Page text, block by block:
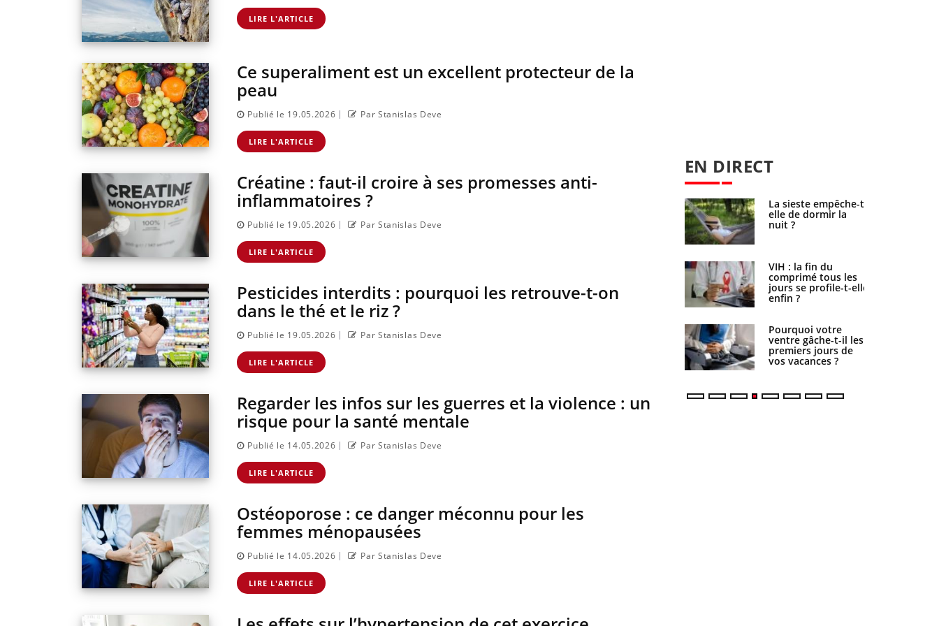
LIRE L'ARTICLE
Ce superaliment est un excellent protecteur de la
peau
Publié le 19.05.2026 | Par Stanislas Deve
LIRE L'ARTICLE
Créatine : faut-il croire à ses promesses anti-
inflammatoires ?
Publié le 19.05.2026 | Par Stanislas Deve
LIRE L'ARTICLE
Pesticides interdits : pourquoi les retrouve-t-on
dans le thé et le riz ?
Publié le 19.05.2026 | Par Stanislas Deve
LIRE L'ARTICLE
Regarder les infos sur les guerres et la violence : un
risque pour la santé mentale
Publié le 14.05.2026 | Par Stanislas Deve
LIRE L'ARTICLE
Ostéoporose : ce danger méconnu pour les
femmes ménopausées
Publié le 14.05.2026 | Par Stanislas Deve
LIRE L'ARTICLE
EN DIRECT
Hantavirus : un cas
touriste en France
Mortalité infantile :
s’interroge sur son
taux élevé en France
Grossesse à risque :
ce jus naturel attire
l'attention des
chercheurs
empiète de plus en
plus sur nos soirées
Cancer colorectal :
une stratégie simple
aussi les os ?
La sieste empêche-t-
elle de dormir la
nuit ?
VIH : la fin du
comprimé tous les
jours se profile-t-elle
enfin ?
Pourquoi votre
ventre gâche-t-il les
premiers jours de
vos vacances ?